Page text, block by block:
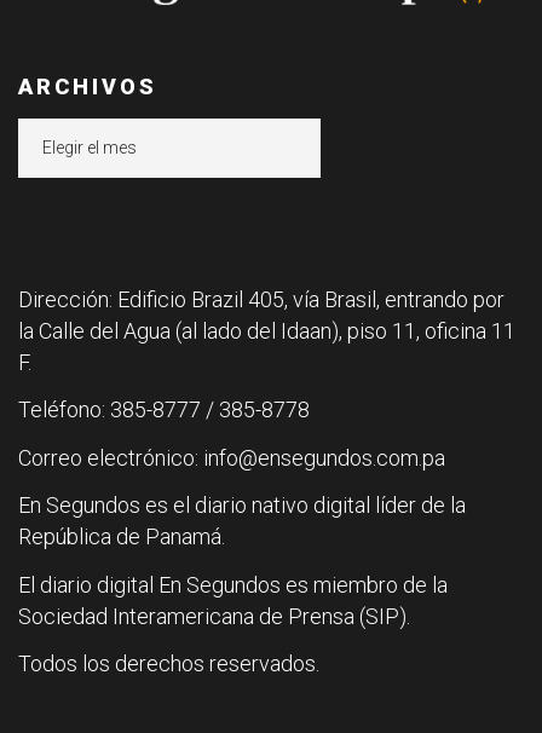
ARCHIVOS
Dirección: Edificio Brazil 405, vía Brasil, entrando por
la Calle del Agua (al lado del Idaan), piso 11, oficina 11
F.
Teléfono: 385-8777 / 385-8778
Correo electrónico: info@ensegundos.com.pa
En Segundos es el diario nativo digital líder de la
República de Panamá.
El diario digital En Segundos es miembro de la
Sociedad Interamericana de Prensa (SIP).
Todos los derechos reservados.